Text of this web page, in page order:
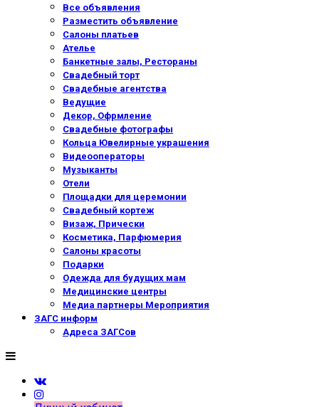
Все объявления
Разместить объявление
Салоны платьев
Ателье
Банкетные залы, Рестораны
Свадебный торт
Свадебные агентства
Ведущие
Декор, Офрмление
Свадебные фотографы
Кольца Ювелирные украшения
Видеооператоры
Музыканты
Отели
Площадки для церемонии
Свадебный кортеж
Визаж, Прически
Косметика, Парфюмерия
Салоны красоты
Подарки
Одежда для будущих мам
Медицинские центры
Медиа партнеры Мероприятия
ЗАГС информ
Адреса ЗАГСов